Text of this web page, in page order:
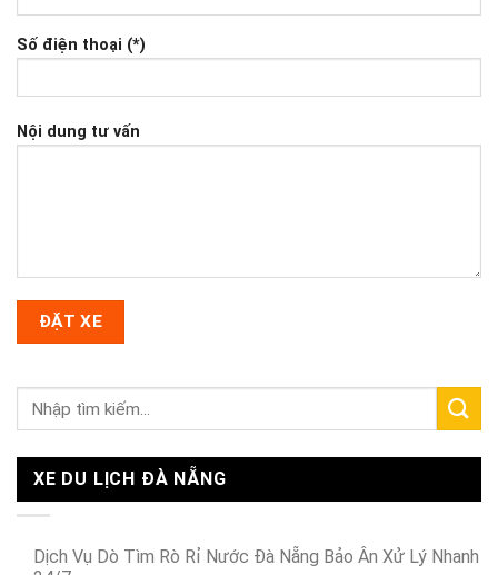
Số điện thoại (*)
Nội dung tư vấn
XE DU LỊCH ĐÀ NẴNG
Dịch Vụ Dò Tìm Rò Rỉ Nước Đà Nẵng Bảo Ân Xử Lý Nhanh